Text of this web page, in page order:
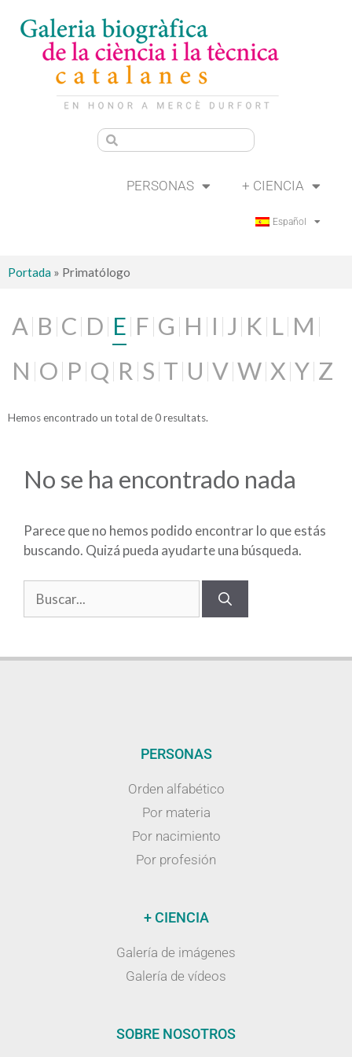
PERSONAS + CIENCIA
Español
Portada » Primatólogo
A B C D E F G H I J K L M
N O P Q R S T U V W X Y Z
Hemos encontrado un total de 0 resultats.
No se ha encontrado nada
Parece que no hemos podido encontrar lo que estás
buscando. Quizá pueda ayudarte una búsqueda.
PERSONAS
Orden alfabético
Por materia
Por nacimiento
Por profesión
+ CIENCIA
Galería de imágenes
Galería de vídeos
SOBRE NOSOTROS